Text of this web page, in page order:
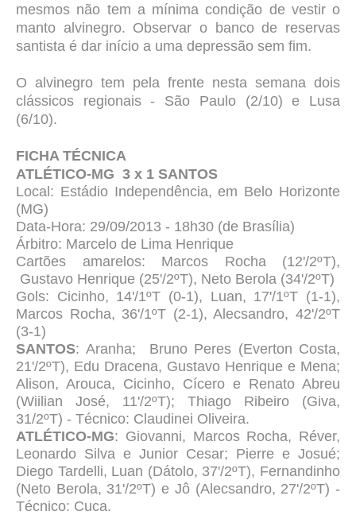
mesmos não tem a mínima condição de vestir o
manto alvinegro. Observar o banco de reservas
santista é dar início a uma depressão sem fim.
O alvinegro tem pela frente nesta semana dois
clássicos regionais - São Paulo (2/10) e Lusa
(6/10).
FICHA TÉCNICA
ATLÉTICO-MG 3 x 1 SANTOS
Local: Estádio Independência, em Belo Horizonte
(MG)
Data-Hora: 29/09/2013 - 18h30 (de Brasília)
Árbitro: Marcelo de Lima Henrique
Cartões amarelos: Marcos Rocha (12'/2ºT),
Gustavo Henrique (25'/2ºT), Neto Berola (34'/2ºT)
Gols: Cicinho, 14'/1ºT (0-1), Luan, 17'/1ºT (1-1),
Marcos Rocha, 36'/1ºT (2-1), Alecsandro, 42'/2ºT
(3-1)
SANTOS: Aranha; Bruno Peres (Everton Costa,
21'/2ºT), Edu Dracena, Gustavo Henrique e Mena;
Alison, Arouca, Cicinho, Cícero e Renato Abreu
(Wiilian José, 11'/2ºT); Thiago Ribeiro (Giva,
31/2ºT) - Técnico: Claudinei Oliveira.
ATLÉTICO-MG: Giovanni, Marcos Rocha, Réver,
Leonardo Silva e Junior Cesar; Pierre e Josué;
Diego Tardelli, Luan (Dátolo, 37'/2ºT), Fernandinho
(Neto Berola, 31'/2ºT) e Jô (Alecsandro, 27'/2ºT) -
Técnico: Cuca.